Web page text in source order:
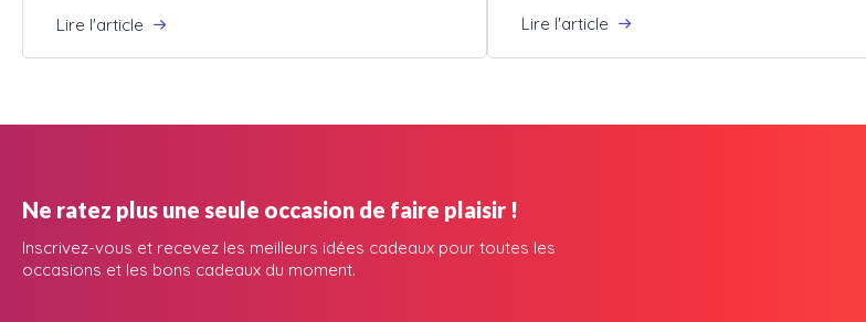
Lire l'article Lire l'article
Ne ratez plus une seule occasion de faire plaisir !
Inscrivez-vous et recevez les meilleurs idées cadeaux pour toutes les
occasions et les bons cadeaux du moment.